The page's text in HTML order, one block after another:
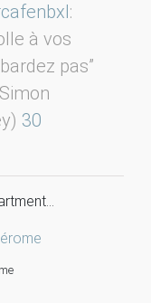
:
à vos
pas”
30